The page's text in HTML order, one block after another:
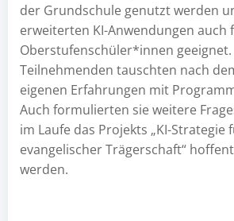
der Grundschule genutzt werden
erweiterten KI-Anwendungen auch
Oberstufenschüler*innen geeignet.
Teilnehmenden tauschten nach
eigenen Erfahrungen mit
Auch formulierten sie weitere
im Laufe das Projekts „KI-Strategie
evangelischer Trägerschaft“
werden.